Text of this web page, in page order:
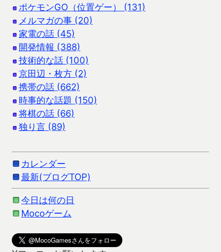
ポケモンGO（位置ゲー） (131)
メルマガの事 (20)
家電の話 (45)
開発情報 (388)
技術的な話 (100)
京田辺・枚方 (2)
携帯の話 (662)
時事的な話題 (150)
将棋の話 (66)
独り言 (89)
カレンダー
最新(ブログTOP)
今日は何の日
Mocoゲーム